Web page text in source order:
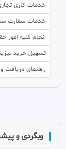
خدمات کاری
خدمات سفارت
انجام کلیه
تسهیل خرید
راهنمای دریافت
وبگردی و